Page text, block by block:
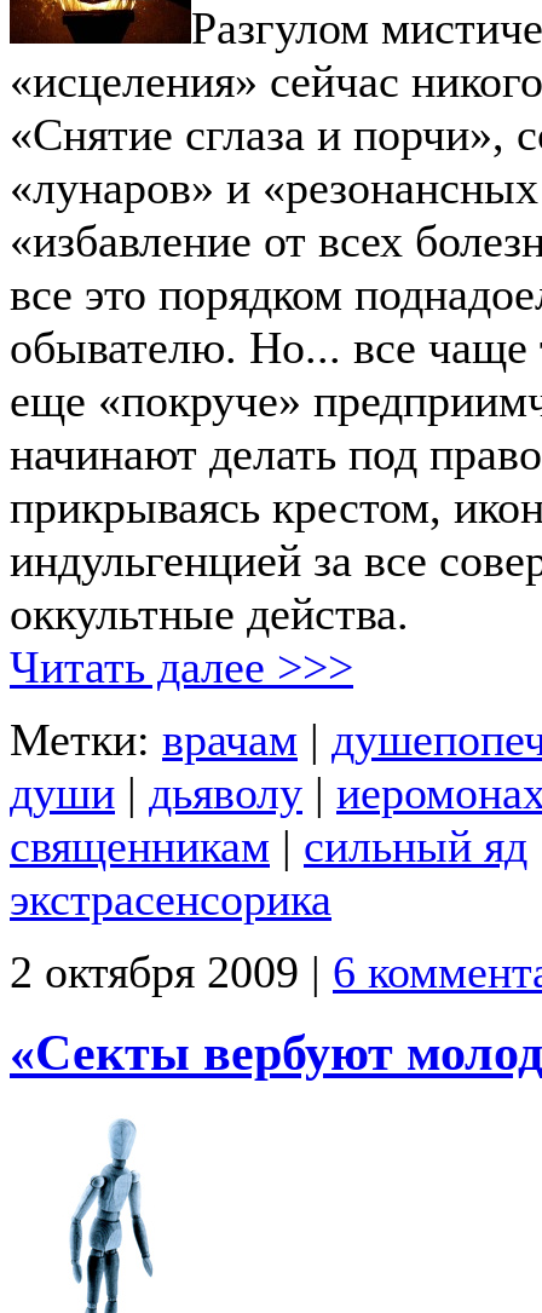
Разгулом
«исцеления» сейчас
«Снятие сглаза и порчи»,
«лунаров» и
«избавление от всех
все это порядком
обывателю. Но... все чаще
еще «покруче»
начинают делать под
прикрываясь крестом,
индульгенцией за все
оккультные действа.
Читать далее >>>
Метки: врачам |
души | дьяволу |
священникам | сильный яд
экстрасенсорика
2 октября 2009 | 6
«Секты вербуют